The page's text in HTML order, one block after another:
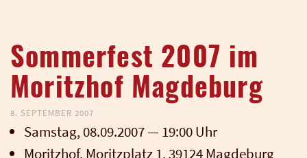
Sommerfest 2007 im
Moritzhof Magdeburg
8. SEPTEMBER 2007
Sams­tag, 08.09.2007 — 19:00 Uhr
Moritz­hof, Moritz­platz 1, 39124 Mag­de­burg